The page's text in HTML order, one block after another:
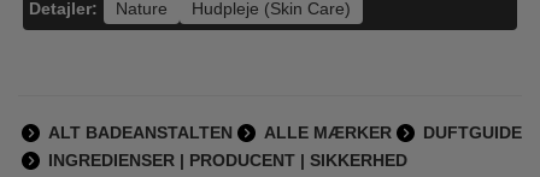
Detajler: Nature Hudpleje (Skin Care)
ALT BADEANSTALTEN ALLE MÆRKER
DUFTGUIDE
INGREDIENSER | PRODUCENT | SIKKERHED